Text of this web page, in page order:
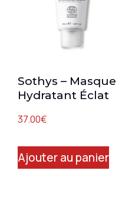
Sothys – Masque
Hydratant Éclat
37.00€
Ajouter au panier